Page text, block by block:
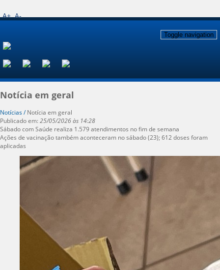
A+ A-
Toggle navigation
Notícia em geral
Notícias /Notícia em geral
Publicado em:25/05/2026 às 14:28
Sábado com Saúde realiza 1.579 atendimentos no fim de semana
Ações de vacinação também aconteceram no sábado (23); 612 doses foram
aplicadas